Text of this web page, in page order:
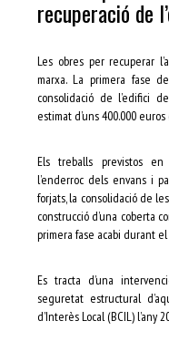
recuperació de
Les obres per recuperar
marxa. La primera fase
consolidació de l’edifici
estimat d’uns 400.000 euros
Els treballs previstos
l’enderroc dels envans i
forjats, la consolidació de
construcció d’una coberta
primera fase acabi durant
Es tracta d’una
seguretat estructural
d’Interès Local (BCIL) l’any